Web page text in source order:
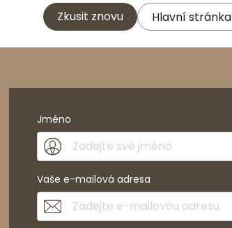
Zkusit znovu Hlavní stránka
Jméno
Vaše e-mailová adresa